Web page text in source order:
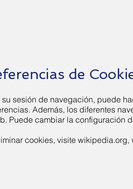
de
sesión de navegación, puede
Además, los diferentes
Puede cambiar la configuración
cookies, visite wikipedia.org,